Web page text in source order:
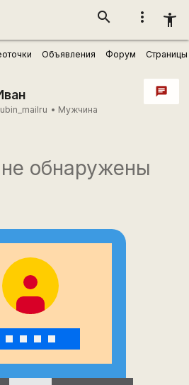
more_vert accessibility_new
search
Объявления Форум Страницы
• Мужчина
chat
обнаружены